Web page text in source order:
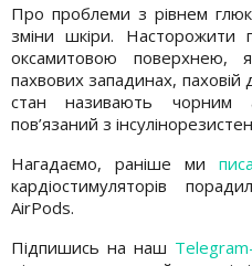
Про проблеми з рівнем
зміни шкіри. Насторожити
оксамитовою поверхнею,
пахвових западинах, паховій
стан називають чорним
пов’язаний з
Нагадаємо, раніше ми
кардіостимуляторів
AirPods.
Підпишись на наш